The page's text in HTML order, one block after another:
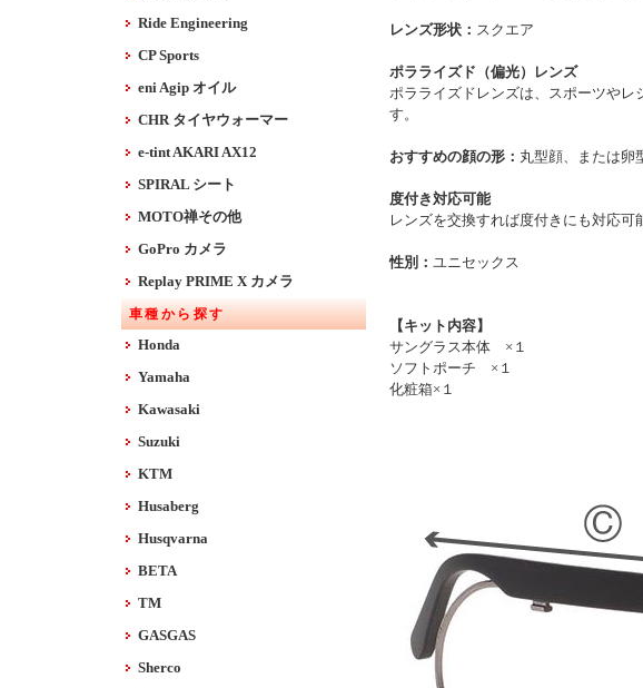
Ride Engineering
CP Sports
eni Agip オイル
CHR タイヤウォーマー
e-tint AKARI AX12
SPIRAL シート
MOTO禅その他
GoPro カメラ
Replay PRIME X カメラ
車種から探す
Honda
Yamaha
Kawasaki
Suzuki
KTM
Husaberg
Husqvarna
BETA
TM
GASGAS
Sherco
レンズ形状： スクエア
ポラライズド（偏光）レンズ
ポラライズドレンズは、スポーツやレ
す。
おすすめの顔の形： 丸型顔、または卵
度付き対応可能
レンズを交換すれば度付きにも対応可
性別： ユニセックス
【キット内容】
サングラス本体 ×１
ソフトポーチ ×１
化粧箱×１